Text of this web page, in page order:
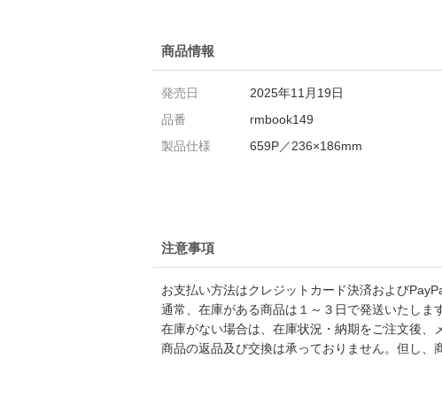
商品情報
発売日
2025年11月19日
品番
rmbook149
製品仕様
659P／236×186mm
注意事項
お支払い方法はクレジットカード決済および
通常、在庫がある商品は１～３日で発送いたします
在庫がない場合は、在庫状況・納期をご注文後、
商品の返品及び交換は承っておりません。但し